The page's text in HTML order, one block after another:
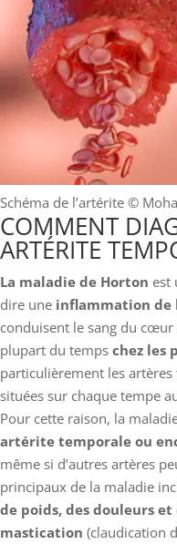
Schéma de l’artérite ©
COMMENT
ARTÉRITE
La maladie de Horton est
dire une inflammation de
conduisent le sang du cœur
plupart du temps chez les
particulièrement les
situées sur chaque tempe
Pour cette raison, la
artérite temporale ou
même si d’autres artères
principaux de la maladie
de poids, des douleurs
mastication (claudication